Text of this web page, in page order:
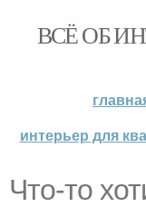
ВСЁ ОБ
интерьер для
Что-то